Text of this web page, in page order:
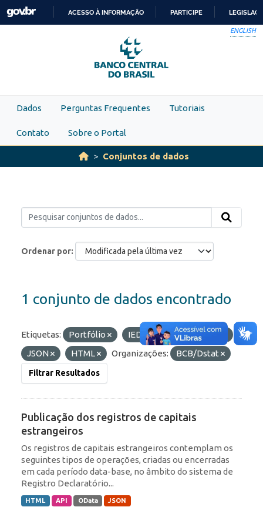
Skip to main content
PARA
O
CONTEÚDO
ACESSO À INFORMAÇÃO PARTICIPE
ENGLISH
Dados Perguntas Frequentes Tutoriais
Contato Sobre o Portal
Conjuntos de dados
Ordenar por
1 conjunto de dados encontrado
Etiquetas: Portfólio IED Formatos:
API
JSON
HTML Organizações: BCB/Dstat
Filtrar Resultados
Publicação dos registros de capitais
estrangeiros
Os registros de capitais estrangeiros contemplam os
seguintes tipos de operações, criadas ou encerradas
em cada período data-base, no âmbito do sistema de
Registro Declaratório...
HTML API OData JSON